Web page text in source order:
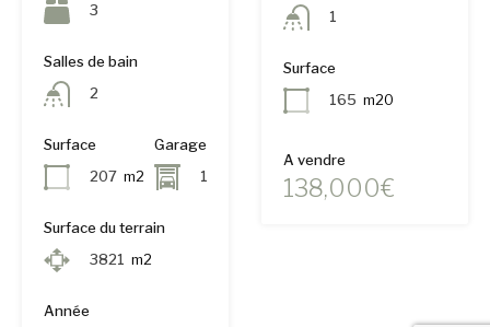
3
Salles de bain
2
Surface
207 m2
Garage
1
Surface du terrain
3821 m2
Année
1
Surface
165 m20
A vendre
138,000€